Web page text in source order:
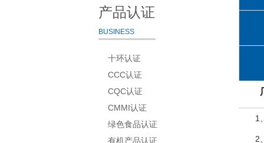
1
2
产品认证
BUSINESS
十环认证
CCC认证
CQC认证
CMMI认证
绿色食品认证
有机产品认证